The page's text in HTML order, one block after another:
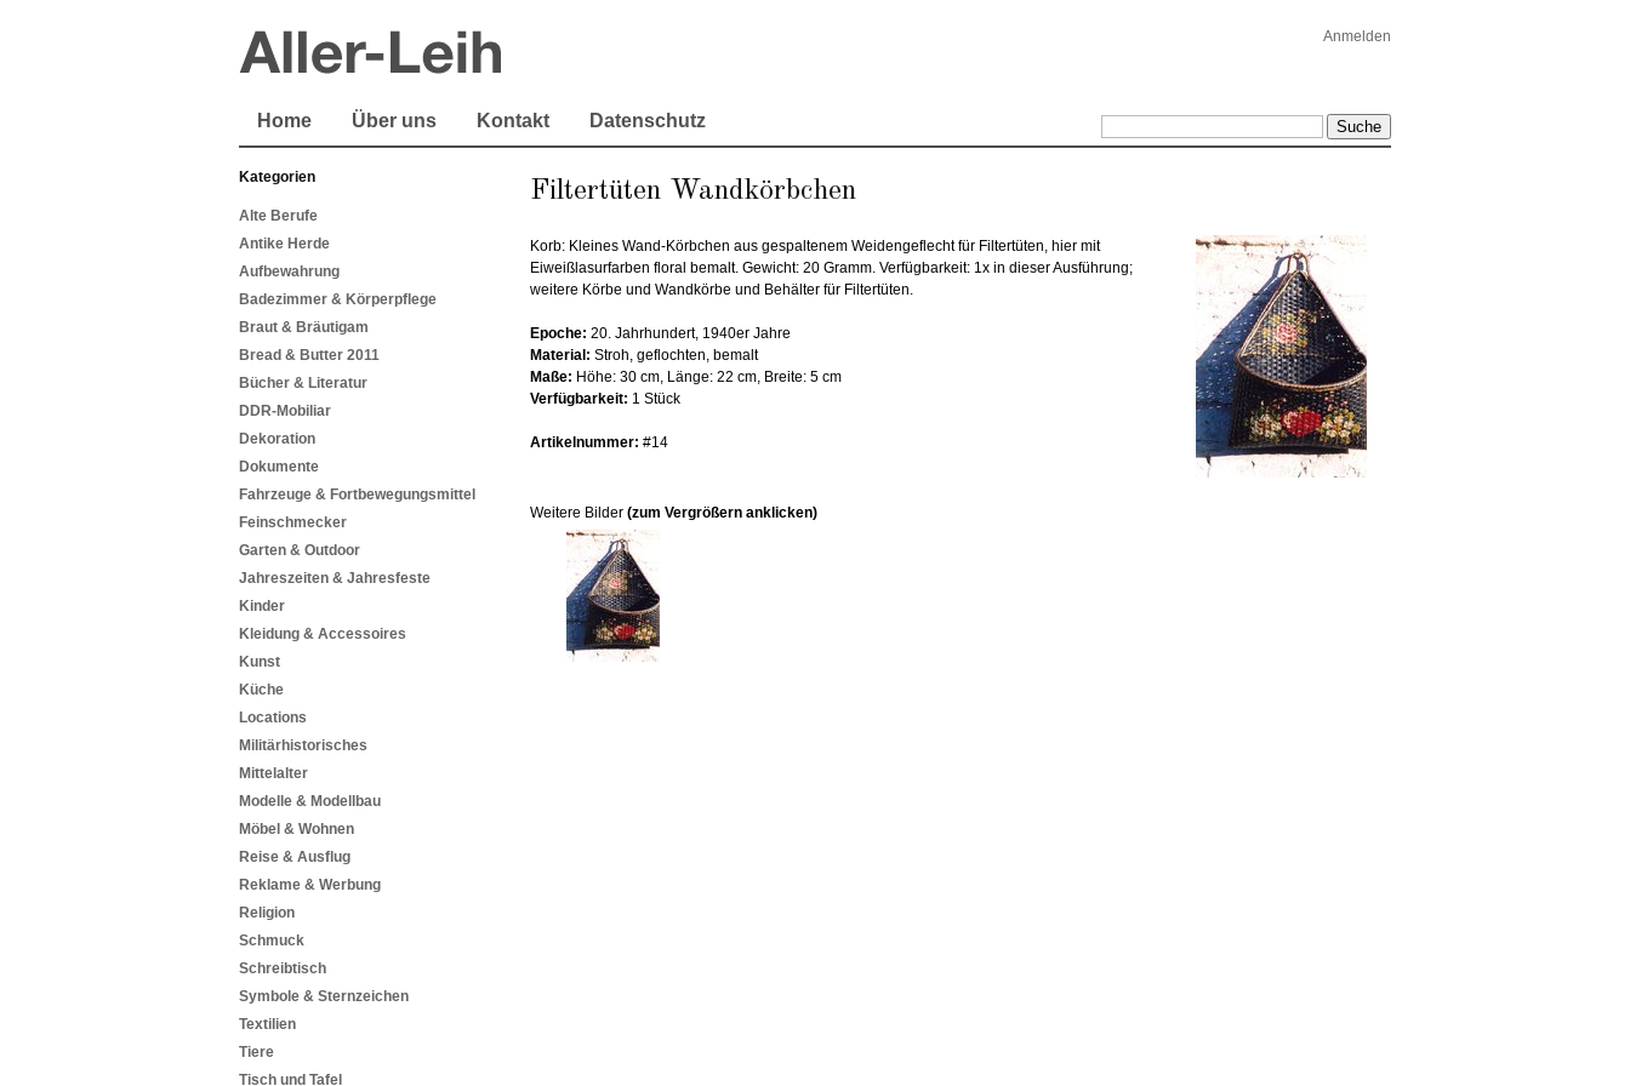
Anmelden
Home Über uns Kontakt Datenschutz
Kategorien
Alte Berufe
Antike Herde
Aufbewahrung
Badezimmer & Körperpflege
Braut & Bräutigam
Bread & Butter 2011
Bücher & Literatur
DDR-Mobiliar
Dekoration
Dokumente
Fahrzeuge & Fortbewegungsmittel
Feinschmecker
Garten & Outdoor
Jahreszeiten & Jahresfeste
Kinder
Kleidung & Accessoires
Kunst
Küche
Locations
Militärhistorisches
Mittelalter
Modelle & Modellbau
Möbel & Wohnen
Reise & Ausflug
Reklame & Werbung
Religion
Schmuck
Schreibtisch
Symbole & Sternzeichen
Textilien
Tiere
Tisch und Tafel
Filtertüten Wandkörbchen
Korb: Kleines Wand-Körbchen aus gespaltenem Weidengeflecht für Filtertüten, hier mit
Eiweißlasurfarben floral bemalt. Gewicht: 20 Gramm. Verfügbarkeit: 1x in dieser Ausführung;
weitere Körbe und Wandkörbe und Behälter für Filtertüten.
Epoche: 20. Jahrhundert, 1940er Jahre
Material: Stroh, geflochten, bemalt
Maße: Höhe: 30 cm, Länge: 22 cm, Breite: 5 cm
Verfügbarkeit: 1 Stück
Artikelnummer: #14
Weitere Bilder (zum Vergrößern anklicken)